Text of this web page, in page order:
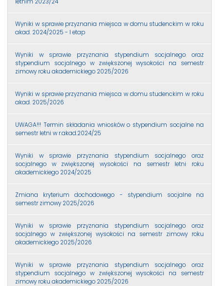
Wyniki w sprawie przyznania miejsca w domu studenckim w roku
akad. 2024/2025 - I etap
Wyniki w sprawie przyznania stypendium socjalnego oraz
stypendium socjalnego w zwiększonej wysokości na semestr
zimowy roku akademickiego 2025/2026
Wyniki w sprawie przyznania miejsca w domu studenckim w roku
akad. 2025/2026
UWAGA!!! Termin składania wniosków o stypendium socjalne na
semestr letni w r.akad.2024/25
Wyniki w sprawie przyznania stypendium socjalnego oraz
socjalnego w zwiększonej wysokości na semestr letni roku
akademickiego 2024/2025
Zmiana kryterium dochodowego - stypendium socjalne na
semestr zimowy 2025/2026
Wyniki w sprawie przyznania stypendium socjalnego oraz
socjalnego w zwiększonej wysokości na semestr zimowy roku
akademickiego 2025/2026
Wyniki w sprawie przyznania stypendium socjalnego oraz
stypendium socjalnego w zwiększonej wysokości na semestr
zimowy roku akademickiego 2025/2026